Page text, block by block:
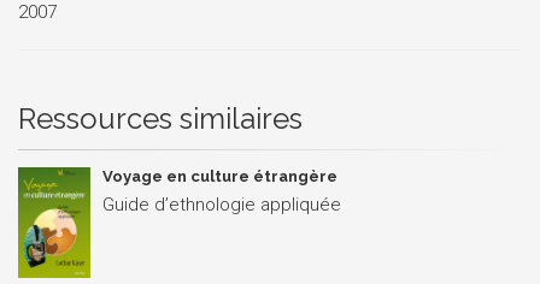
2007
Ressources similaires
Voyage en culture étrangère
Guide d’ethnologie appliquée